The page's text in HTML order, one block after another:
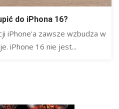
do iPhona 16?
iPhone'a zawsze wzbudza w
iPhone 16 nie jest...